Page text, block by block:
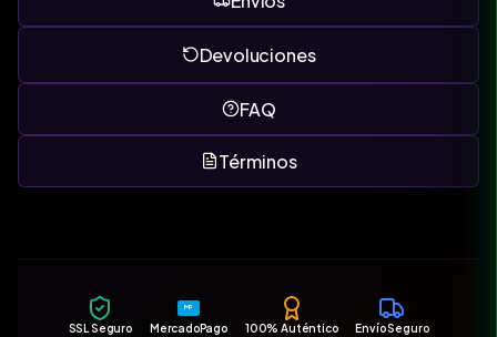
Devoluciones
FAQ
Términos
SSL Seguro
MP
MercadoPago 100% Auténtico Envío Seguro